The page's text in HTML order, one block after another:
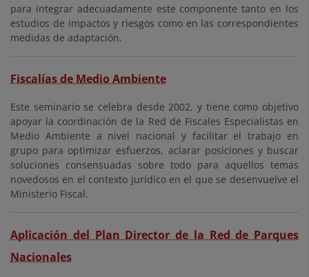
para integrar adecuadamente este componente tanto en los
estudios de impactos y riesgos como en las correspondientes
medidas de adaptación.
Fiscalías de Medio Ambiente
Este seminario se celebra desde 2002, y tiene como objetivo
apoyar la coordinación de la Red de Fiscales Especialistas en
Medio Ambiente a nivel nacional y facilitar el trabajo en
grupo para optimizar esfuerzos, aclarar posiciones y buscar
soluciones consensuadas sobre todo para aquellos temas
novedosos en el contexto jurídico en el que se desenvuelve el
Ministerio Fiscal.
Aplicación del Plan Director de la Red de Parques
Nacionales